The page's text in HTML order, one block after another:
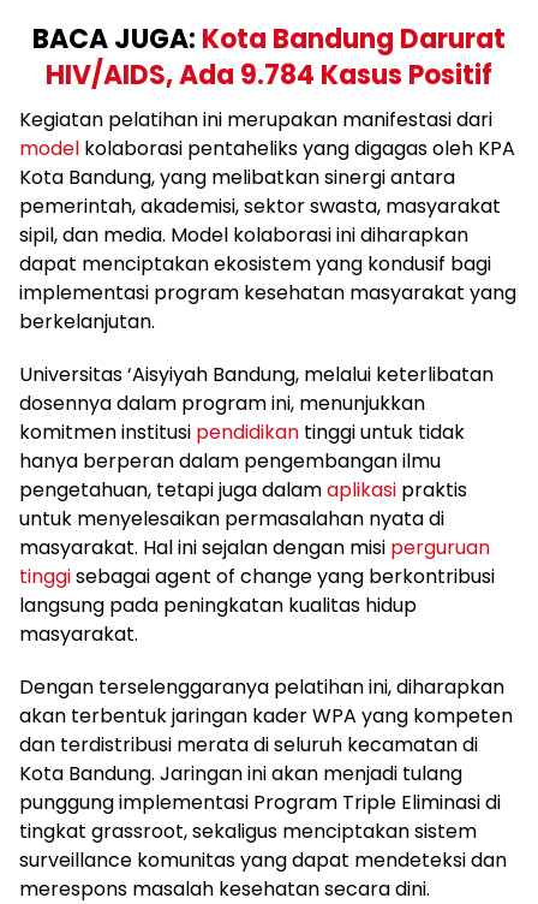
BACA JUGA: Kota Bandung Darurat
HIV/AIDS, Ada 9.784 Kasus Positif
Kegiatan pelatihan ini merupakan manifestasi dari
model kolaborasi pentaheliks yang digagas oleh KPA
Kota Bandung, yang melibatkan sinergi antara
pemerintah, akademisi, sektor swasta, masyarakat
sipil, dan media. Model kolaborasi ini diharapkan
dapat menciptakan ekosistem yang kondusif bagi
implementasi program kesehatan masyarakat yang
berkelanjutan.
Universitas ‘Aisyiyah Bandung, melalui keterlibatan
dosennya dalam program ini, menunjukkan
komitmen institusi pendidikan tinggi untuk tidak
hanya berperan dalam pengembangan ilmu
pengetahuan, tetapi juga dalamaplikasi praktis
untuk menyelesaikan permasalahan nyata di
masyarakat. Hal ini sejalan dengan misi perguruan
tinggisebagai agent of change yang berkontribusi
langsung pada peningkatan kualitas hidup
masyarakat.
Dengan terselenggaranya pelatihan ini, diharapkan
akan terbentuk jaringan kader WPA yang kompeten
dan terdistribusi merata di seluruh kecamatan di
Kota Bandung. Jaringan ini akan menjadi tulang
punggung implementasi Program Triple Eliminasi di
tingkat grassroot, sekaligus menciptakan sistem
surveillance komunitas yang dapat mendeteksi dan
merespons masalah kesehatan secara dini.